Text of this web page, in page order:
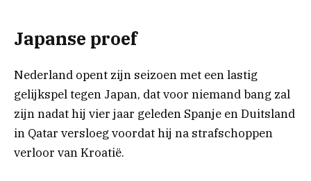
Japanse proef
Nederland opent zijn seizoen met een lastig
gelijkspel tegen Japan, dat voor niemand bang zal
zijn nadat hij vier jaar geleden Spanje en Duitsland
in Qatar versloeg voordat hij na strafschoppen
verloor van Kroatië.